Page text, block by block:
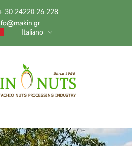
+ 30 24220 26 228
Italiano